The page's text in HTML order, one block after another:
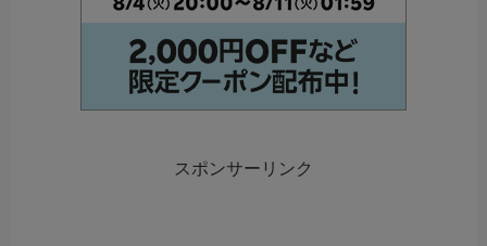
スポンサーリンク